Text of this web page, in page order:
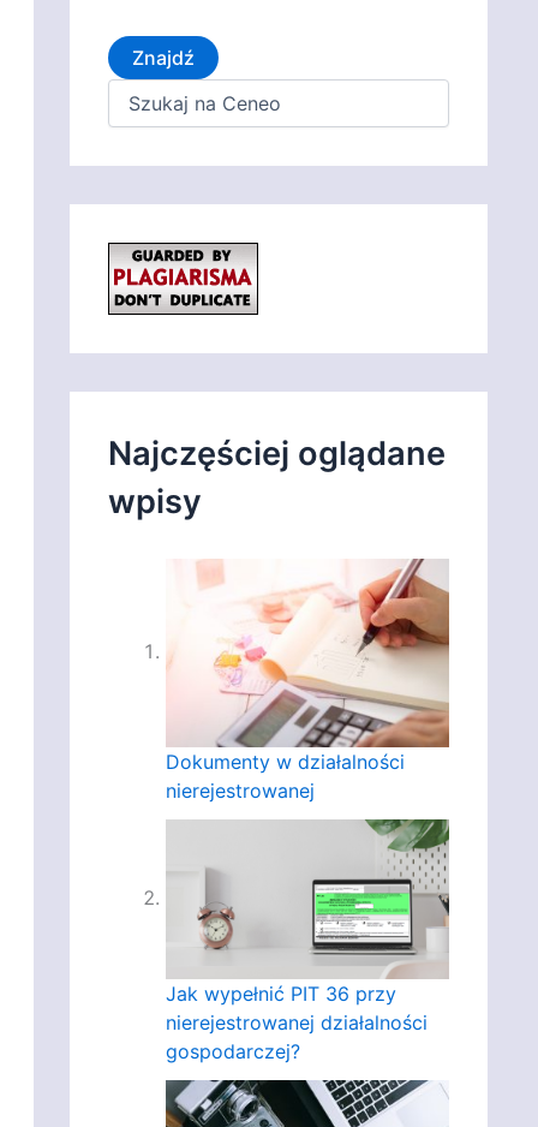
Znajdź
Najczęściej oglądane
wpisy
Dokumenty w działalności
nierejestrowanej
Jak wypełnić PIT 36 przy
nierejestrowanej działalności
gospodarczej?